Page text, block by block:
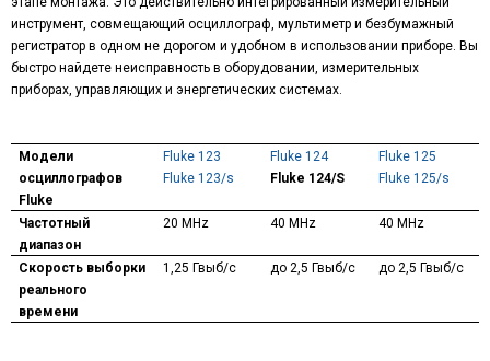
инструмент, совмещающий осциллограф, мультиметр и безбумажный
регистратор в одном не дорогом и удобном в использовании приборе. Вы
быстро найдете неисправность в оборудовании, измерительных
приборах, управляющих и энергетических системах.
Модели
осциллографов
Fluke
Fluke 123
Fluke 123/s
Fluke 124
Fluke 124/S
Fluke 125
Fluke 125/s
Частотный
диапазон
20 MHz 40 MHz 40 MHz
Скорость выборки
реального
времени
1,25 Гвыб/с до 2,5 Гвыб/с до 2,5 Гвыб/с